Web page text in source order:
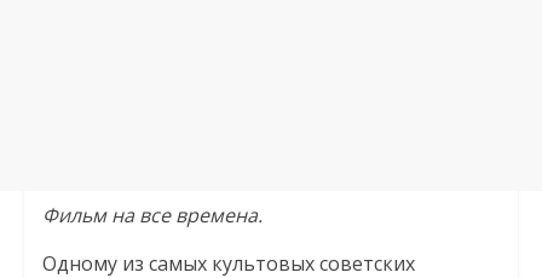
Фильм на все времена.
Одному из самых культовых советских